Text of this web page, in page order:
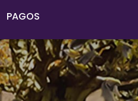
PAGOS